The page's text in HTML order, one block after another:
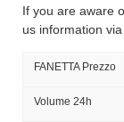
If you are aware
us information
FANETTA Prezzo
Volume 24h